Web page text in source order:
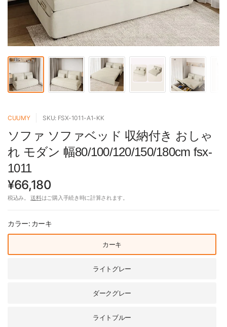
CUUMY SKU: FSX-1011-A1-KK
ソファ ソファベッド 収納付き おしゃ
れ モダン 幅80/100/120/150/180cm fsx-
1011
¥66,180
税込み。送料はご購入手続き時に計算されます。
カラー: カーキ
カーキ
ライトグレー
ダークグレー
ライトブルー